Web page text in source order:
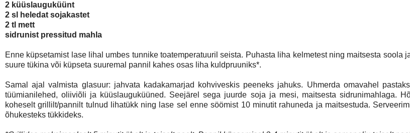
2 küüslauguküünt
2 sl heledat sojakastet
2 tl mett
sidrunist pressitud mahla
Enne küpsetamist lase lihal umbes tunnike toatemperatuuril seista. Puhasta liha kelmetest ning maitsesta soola
suure tükina või küpseta suuremal pannil kahes osas liha kuldpruuniks*.
Samal ajal valmista glasuur: jahvata kadakamarjad kohviveskis peeneks jahuks. Uhmerda omavahel
tüümianilehed, oliiviõli ja küüslauguküüned. Seejärel sega juurde soja ja mesi, maitsesta sidrunimahlaga.
koheselt grillilt/pannilt tulnud lihatükk ning lase sel enne söömist 10 minutit rahuneda ja maitsestuda.
õhukesteks tükkideks.